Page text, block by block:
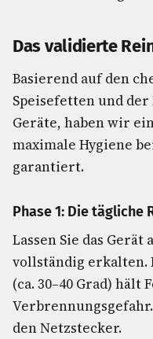
Das validierte
Basierend auf den
Speisefetten und
Geräte, haben wir
maximale Hygiene
garantiert.
Phase 1: Die tägliche
Lassen Sie das
vollständig erkalten.
(ca. 30–40 Grad) hält
den Netzstecker.